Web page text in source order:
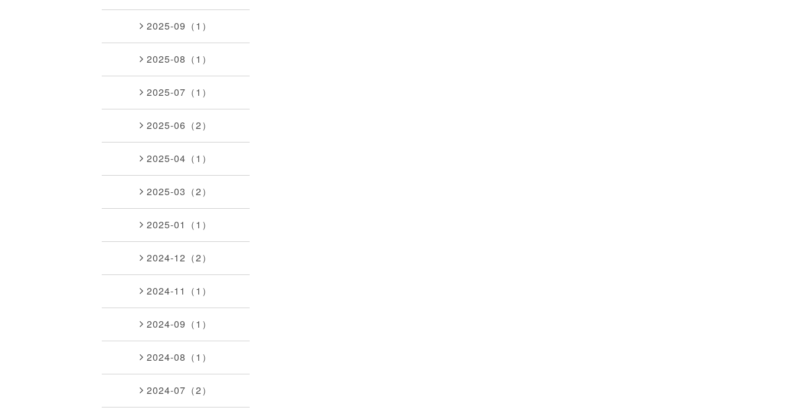
2025-09（1）
2025-08（1）
2025-07（1）
2025-06（2）
2025-04（1）
2025-03（2）
2025-01（1）
2024-12（2）
2024-11（1）
2024-09（1）
2024-08（1）
2024-07（2）